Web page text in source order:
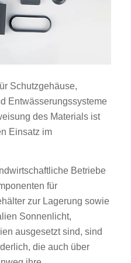
Schutzgehäuse,
Entwässerungssysteme
des Materials ist
Einsatz im
Betriebe
für
zur Lagerung sowie
Sonnenlicht,
ausgesetzt sind, sind
die auch über